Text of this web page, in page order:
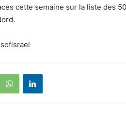
cette semaine sur la liste des